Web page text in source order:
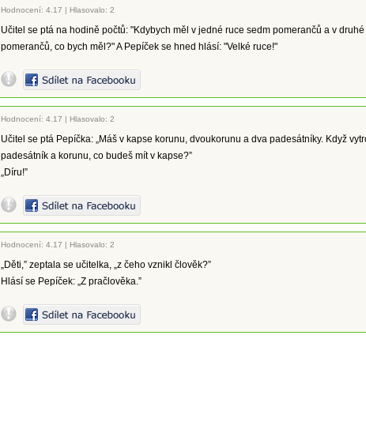
Hodnocení: 4.17 | Hlasovalo: 2
Učitel se ptá na hodině počtů: "Kdybych měl v jedné ruce sedm pomerančů a v
pomerančů, co bych měl?" A Pepíček se hned hlásí: "Velké ruce!"
Hodnocení: 4.17 | Hlasovalo: 2
Učitel se ptá Pepíčka: „Máš v kapse korunu, dvoukorunu a dva padesátníky. Když
padesátník a korunu, co budeš mít v kapse?”
„Díru!”
Hodnocení: 4.17 | Hlasovalo: 2
„Děti,” zeptala se učitelka, „z čeho vznikl člověk?”
Hlásí se Pepíček: „Z pračlověka.”